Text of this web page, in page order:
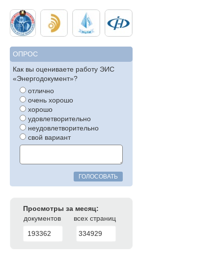
ОПРОС
Как вы оцениваете работу ЭИС
«Энергодокумент»?
отлично
очень хорошо
хорошо
удовлетворительно
неудовлетворительно
свой вариант
ГОЛОСОВАТЬ
Просмотры за месяц:
документов
всех страниц
193362
334929